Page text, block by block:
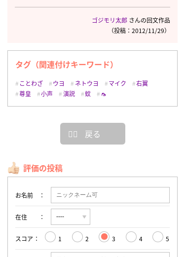
ゴジモリ太郎 さんの回文作品
（投稿：2012/11/29）
タグ（関連付けキーワード）
ことわざ ウヨ ネトウヨ マイク
右翼
尊皇
小声 演説 蚊 🦟
戻る
評価の投稿
お名前
在住
スコア 1 2 3 4 5